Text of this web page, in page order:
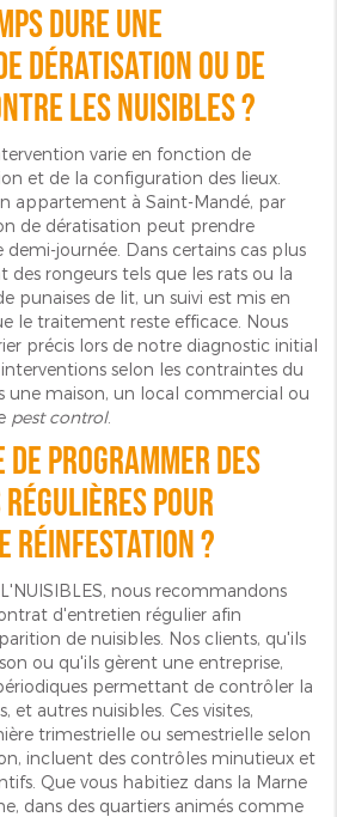
dure une
dératisation ou de
les nuisibles ?
varie en fonction de
et de la configuration des lieux.
appartement à Saint-Mandé, par
de dératisation peut prendre
demi-journée. Dans certains cas plus
rongeurs tels que les rats ou la
punaises de lit, un suivi est mis en
le traitement reste efficace. Nous
précis lors de notre diagnostic initial
selon les contraintes du
une maison, un local commercial ou
pest control.
programmer des
pour
réinfestation ?
nous recommandons
d'entretien régulier afin
de nuisibles. Nos clients, qu'ils
ou qu'ils gèrent une entreprise,
permettant de contrôler la
et autres nuisibles. Ces visites,
trimestrielle ou semestrielle selon
incluent des contrôles minutieux et
Que vous habitiez dans la Marne
dans des quartiers animés comme